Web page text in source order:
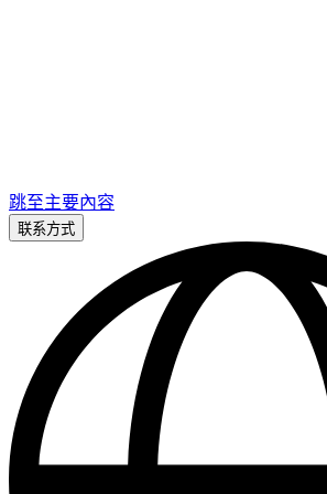
跳至主要內容
联系方式